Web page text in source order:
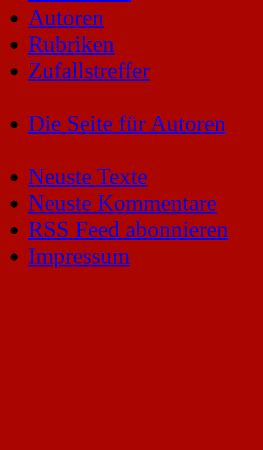
Autoren
Rubriken
Zufallstreffer
Die Seite für Autoren
Neuste Texte
Neuste Kommentare
RSS Feed abonnieren
Impressum